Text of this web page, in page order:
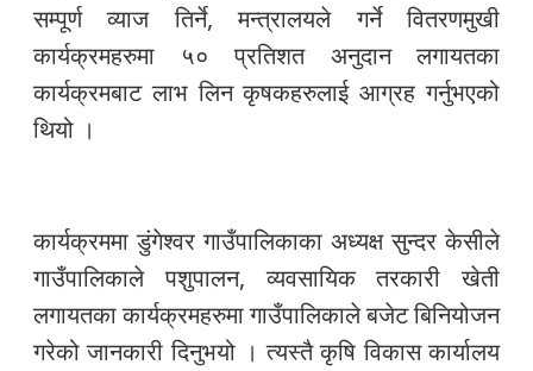
सम्पूर्ण व्याज तिर्ने, मन्त्रालयले गर्ने वितरणमुखी
कार्यक्रमहरुमा ५० प्रतिशत अनुदान लगायतका
कार्यक्रमबाट लाभ लिन कृषकहरुलाई आग्रह गर्नुभएको
थियो ।
कार्यक्रममा डुंगेश्वर गाउँपालिकाका अध्यक्ष सुन्दर केसीले
गाउँपालिकाले पशुपालन, व्यवसायिक तरकारी खेती
लगायतका कार्यक्रमहरुमा गाउँपालिकाले बजेट बिनियोजन
गरेको जानकारी दिनुभयो । त्यस्तै कृषि विकास कार्यालय